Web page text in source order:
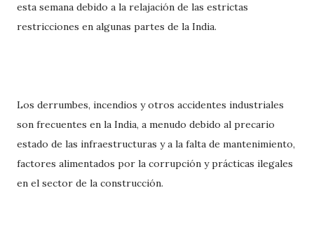
esta semana debido a la relajación de las estrictas
restricciones en algunas partes de la India.
Los derrumbes, incendios y otros accidentes industriales
son frecuentes en la India, a menudo debido al precario
estado de las infraestructuras y a la falta de mantenimiento,
factores alimentados por la corrupción y prácticas ilegales
en el sector de la construcción.